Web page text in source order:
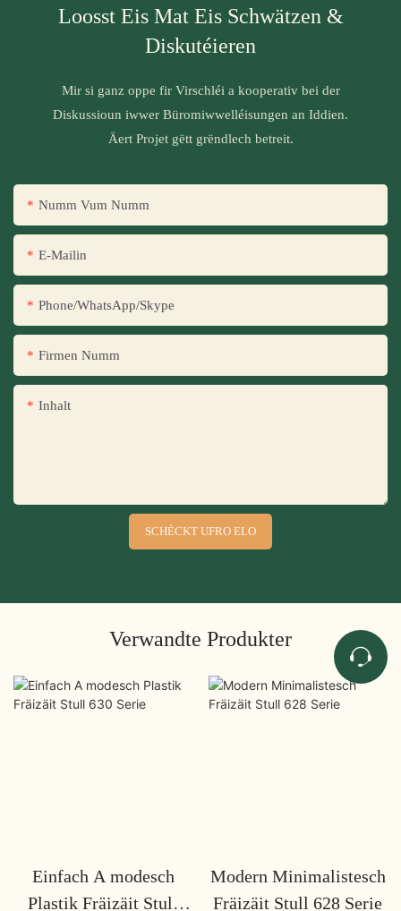
Loosst Eis Mat Eis Schwätzen &
Diskutéieren
Mir si ganz oppe fir Virschléi a kooperativ bei der
Diskussioun iwwer Büromiwwelléisungen an Iddien.
Äert Projet gëtt grëndlech betreit.
Numm Vum Numm
E-Mailin
Phone/WhatsApp/Skype
Firmen Numm
Inhalt
SCHÉCKT UFRO ELO
Verwandte Produkter
Einfach A modesch
Plastik Fräizäit Stull
Modern Minimalistesch
Fräizäit Stull 628 Serie